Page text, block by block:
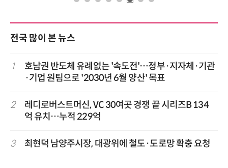
전국 많이 본 뉴스
1
호남권 반도체 유례없는 '속도전'…정부·지자체·기관
·기업 원팀으로 '2030년 6월 양산' 목표
2
레디로버스트머신, VC 30여곳 경쟁 끝 시리즈B 134
억 유치…누적 229억
3 최현덕 남양주시장, 대광위에 철도·도로망 확충 요청